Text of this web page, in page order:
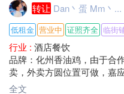
转让 Dan丶蛋 Mm丶...
低租金 营业中 证照齐全 临街
行业 : 酒店餐饮
品牌：化州香油鸡，由于合
卖，外卖方圆位置可做，嘉
医院，每天单量100-200单
全文